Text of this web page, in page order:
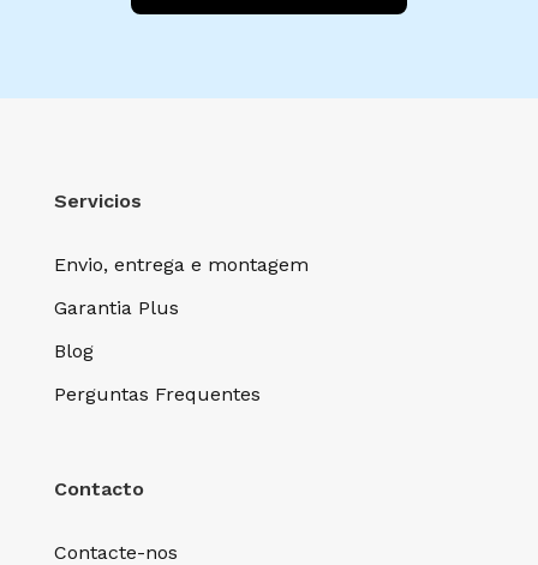
Servicios
Envio, entrega e montagem
Garantia Plus
Blog
Perguntas Frequentes
Contacto
Contacte-nos